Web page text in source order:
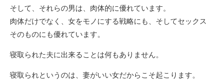
そして、それらの男は、肉体的に優れています。
肉体だけでなく、女をモノにする戦略にも、そしてセックス
そのものにも優れています。
寝取られた夫に出来ることは何もありません。
寝取られというのは、妻がいい女だからこそ起こります。